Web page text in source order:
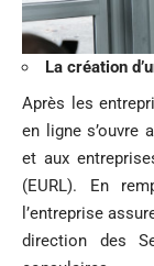
La création
Après les
en ligne s’ouvre
et aux
(EURL). En
l’entreprise
direction des